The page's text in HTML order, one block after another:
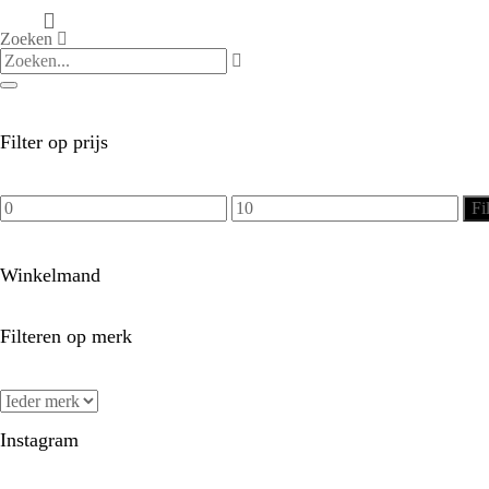
Zoeken
Filter op prijs
Min.
prijs
Max.
prijs
Winkelmand
Filteren op merk
Instagram